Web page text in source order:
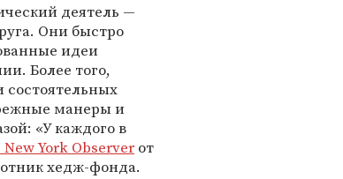
деятель —
Они быстро
идеи
Более того,
манеры и
«У каждого в
New York Observer от
хедж-фонда.